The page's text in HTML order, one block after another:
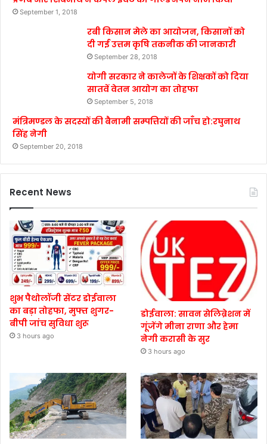
September 1, 2018
रबी किसान मेले का आयोजन, किसानों को
दी गई उत्तम कृषि तकनीक की जानकारी
September 28, 2018
योगी सरकार ने कालेजों के शिक्षकों को दिया
सातवें वेतन आयोग का तोहफा
September 5, 2018
मंत्रिमण्डल के सदस्यों की बैनामी सम्पत्तियों की जाँच हो:रघुनाथ
सिंह नेगी
September 20, 2018
Recent News
शुभ पैथोलॉजी सेंटर डोईवाला
का बड़ा तोहफा, मुफ्त शुगर-
बीपी जांच सुविधा शुरू
3 hours ago
डोईवाला: सावन सेलिब्रेशन में
गूंजेंगे मीना राणा और हेमा
नेगी करासी के सुर
3 hours ago